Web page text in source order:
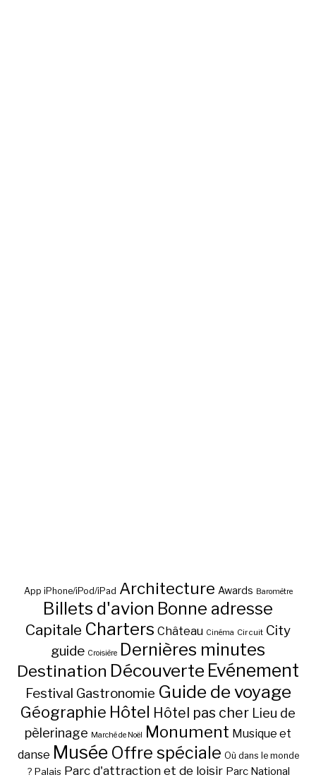
App iPhone/iPod/iPad Architecture Awards Baromètre
Billets d'avion Bonne adresse
Capitale Charters Château Cinéma Circuit City
guide Croisière Dernières minutes
Destination Découverte Evénement
Festival Gastronomie Guide de voyage
Géographie Hôtel Hôtel pas cher Lieu de
pèlerinage Marché de Noël Monument Musique et
danse Musée Offre spéciale Où dans le monde
? Palais Parc d'attraction et de loisir Parc National